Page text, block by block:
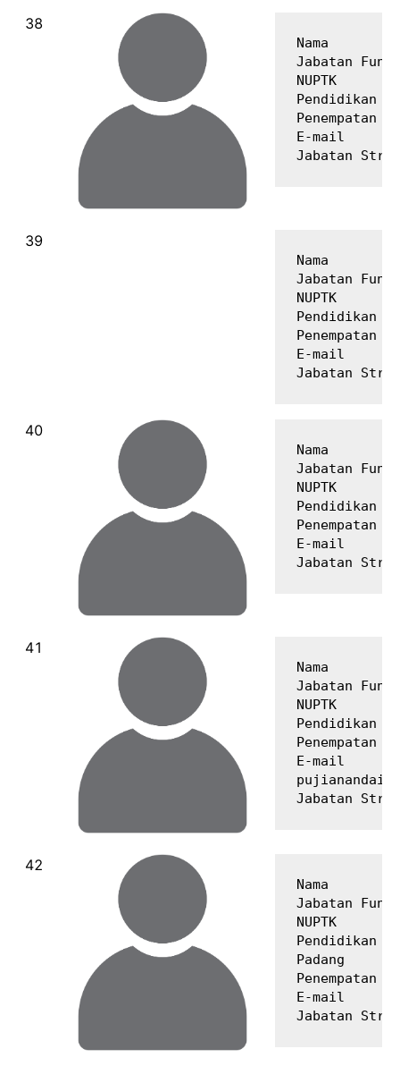
Nama
Jabatan
NUPTK
Pendidikan
E-mail
Nama
Jabatan
NUPTK
Pendidikan
E-mail
Nama
Jabatan
NUPTK
Pendidikan
E-mail
Nama
Jabatan
NUPTK
Pendidikan
E-mail
Nama
Jabatan
NUPTK
Pendidikan
Padang
E-mail